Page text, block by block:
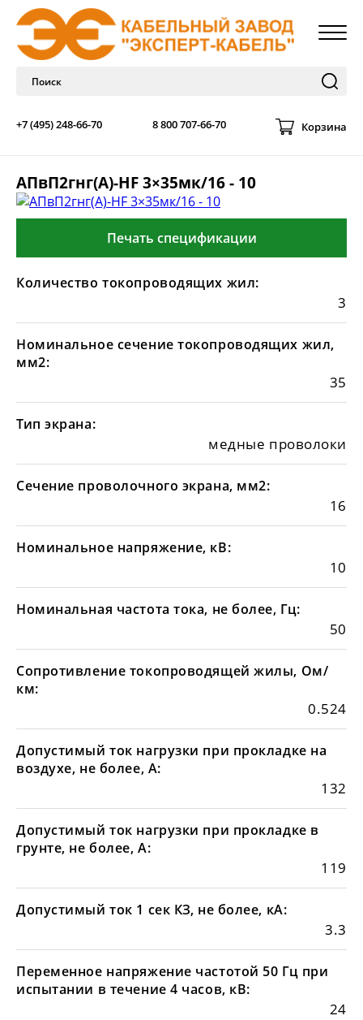
+7 (495) 248-66-70 8 800 707-66-70 Корзина
АПвП2гнг(А)-HF 3×35мк/16 - 10
Печать спецификации
Количество токопроводящих жил:
3
Номинальное сечение токопроводящих жил,
мм2:
35
Тип экрана:
медные проволоки
Сечение проволочного экрана, мм2:
16
Номинальное напряжение, кВ:
10
Номинальная частота тока, не более, Гц:
50
Сопротивление токопроводящей жилы, Ом/
км:
0.524
Допустимый ток нагрузки при прокладке на
воздухе, не более, А:
132
Допустимый ток нагрузки при прокладке в
грунте, не более, А:
119
Допустимый ток 1 сек КЗ, не более, кА:
3.3
Переменное напряжение частотой 50 Гц при
испытании в течение 4 часов, кВ:
24